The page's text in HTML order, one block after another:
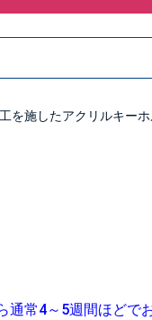
を施したアクリルキーホ
常4～5週間ほどで